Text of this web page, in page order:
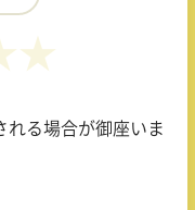
る場合が御座いま